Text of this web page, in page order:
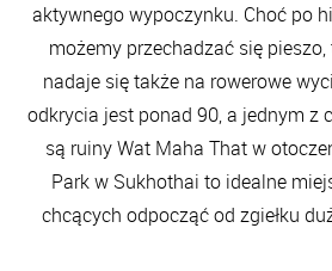
aktywnego wypoczynku. Choć po
możemy przechadzać się
nadaje się także na rowerowe
odkrycia jest ponad 90, a jednym z
są ruiny Wat Maha That w
Park w Sukhothai to idealne
chcących odpocząć od zgiełku